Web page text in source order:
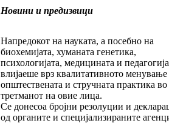
Новини и предизвици
Напредокот на науката, а посебно на
биохемијата, хуманата генетика,
психологијата, медицината и
влијаеше врз квалитативното менување
општествената и стручната практика во
третманот на овие лица.
Се донесоа бројни резолуции и
од органите и специјализираните